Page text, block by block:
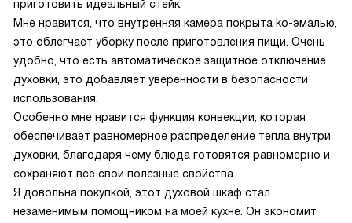
приготовить идеальный стейк.
Мне нравится, что внутренняя камера покрыта ko-эмалью,
это облегчает уборку после приготовления пищи. Очень
удобно, что есть автоматическое защитное отключение
духовки, это добавляет уверенности в безопасности
использования.
Особенно мне нравится функция конвекции, которая
обеспечивает равномерное распределение тепла внутри
духовки, благодаря чему блюда готовятся равномерно и
сохраняют все свои полезные свойства.
Я довольна покупкой, этот духовой шкаф стал
незаменимым помощником на моей кухне. Он экономит